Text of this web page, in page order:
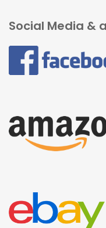
Social Media &